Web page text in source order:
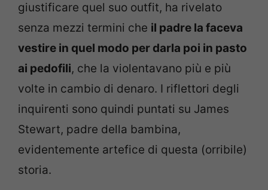
giustificare quel suo outfit, ha rivelato
senza mezzi termini che il padre la faceva
vestire in quel modo per darla poi in pasto
ai pedofili, che la violentavano più e più
volte in cambio di denaro. I riflettori degli
inquirenti sono quindi puntati su James
Stewart, padre della bambina,
evidentemente artefice di questa (orribile)
storia.